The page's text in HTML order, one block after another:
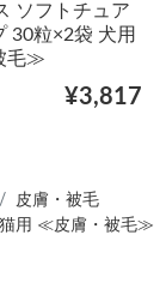
ソフトチュア
30粒×2袋 犬用
毛≫
¥3,817
皮膚・被毛
猫用 ≪皮膚・被毛≫